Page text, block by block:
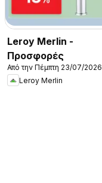
Leroy Merlin -
Προσφορές
Από την Πέμπτη 23/07/2026
Leroy Merlin